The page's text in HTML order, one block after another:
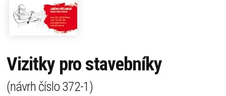
Vizitky pro stavebníky
(návrh číslo372-1)